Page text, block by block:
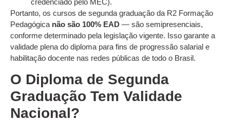
credenciado pelo MEC).
Portanto, os cursos de segunda graduação da R2 Formação
Pedagógica não são 100% EAD — são semipresenciais,
conforme determinado pela legislação vigente. Isso garante a
validade plena do diploma para fins de progressão salarial e
habilitação docente nas redes públicas de todo o Brasil.
O Diploma de Segunda
Graduação Tem Validade
Nacional?